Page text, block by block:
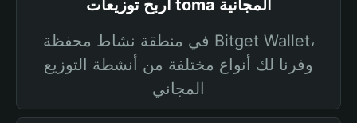
اربح توزيعات toma المجانية
في منطقة نشاط محفظة Bitget Wallet،
وفرنا لك أنواع مختلفة من أنشطة التوزيع
المجاني